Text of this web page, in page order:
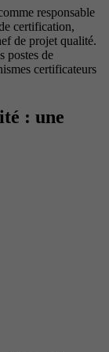
responsable
certification,
de projet qualité.
postes de
certificateurs
: une